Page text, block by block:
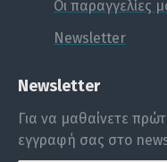
Σφίγγουμε
Οι παραγγελίες
Newsletter
Newsletter
Για να μαθαίνετε
εγγραφή σας στο